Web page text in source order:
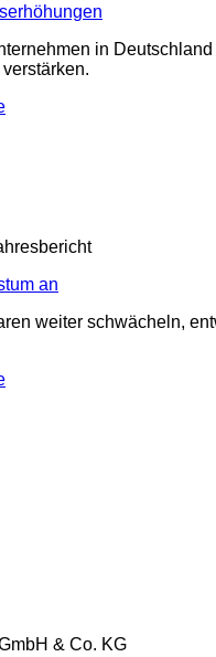
in
an
weiter schwächeln,
& Co. KG